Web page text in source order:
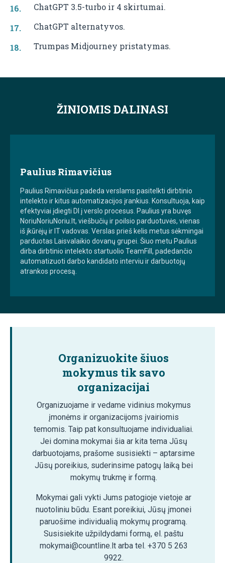
ChatGPT 3.5-turbo ir 4 skirtumai.
ChatGPT alternatyvos.
Trumpas Midjourney pristatymas.
ŽINIOMIS DALINASI
Paulius Rimavičius
Paulius Rimavičius padeda verslams pasitelkti dirbtinio
intelekto ir kitus automatizacijos įrankius. Konsultuoja, kaip
efektyviai įdiegti DI į verslo procesus. Paulius yra buvęs
NoriuNoriuNoriu.lt, viešbučių ir poilsio parduotuvės, vienas
iš įkūrėjų ir IT vadovas. Verslas prieš kelis metus sėkmingai
parduotas Laisvalaikio dovanų grupei. Šiuo metu Paulius
dirba dirbtinio intelekto startuolio TeamFill, padedančio
automatizuoti darbo kandidato interviu ir darbuotojų
atrankos procesą.
Organizuokite šiuos
mokymus tik savo
organizacijai
Organizuojame ir vedame vidinius mokymus
įmonėms ir organizacijoms įvairiomis
temomis. Taip pat konsultuojame individualiai.
Jei domina mokymai šia ar kita tema Jūsų
darbuotojams, prašome susisiekti – aptarsime
Jūsų poreikius, suderinsime patogų laiką bei
mokymų trukmę ir formą.
Mokymai gali vykti Jums patogioje vietoje ar
nuotoliniu būdu. Esant poreikiui, Jūsų įmonei
paruošime individualią mokymų programą.
Susisiekite užpildydami formą, el. paštu
mokymai@countline.lt arba tel. +370 5 263
9922.